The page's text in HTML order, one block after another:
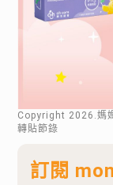
Copyright 2026 .媽
轉貼節錄
訂閱